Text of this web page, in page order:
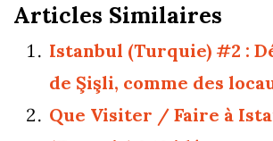
Articles Similaires
Istanbul (Turquie) #2 :
de Şişli, comme des
Que Visiter / Faire à